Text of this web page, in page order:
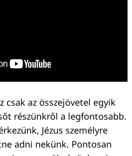
csak az összejövetel egyik
részünkről a legfontosabb.
Jézus személyre
adni nekünk. Pontosan